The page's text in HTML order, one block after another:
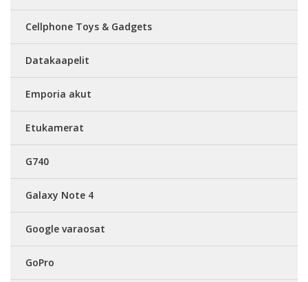
Cellphone Toys & Gadgets
Datakaapelit
Emporia akut
Etukamerat
G740
Galaxy Note 4
Google varaosat
GoPro